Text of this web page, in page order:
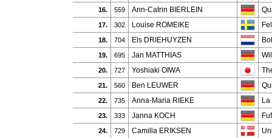
16. 559 Ann-Catrin BIERLEIN
17. 302 Louise ROMEIKE
18. 704 Els DRIEHUYZEN
19. 695 Jan MATTHIAS
20. 727 Yoshiaki OIWA
21. 560 Ben LEUWER
22. 735 Anna-Maria RIEKE
23. 333 Janna KOCH
24. 729 Camilla ERIKSEN